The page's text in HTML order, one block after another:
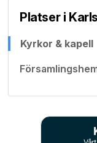
Platser i
Kyrkor & kapell